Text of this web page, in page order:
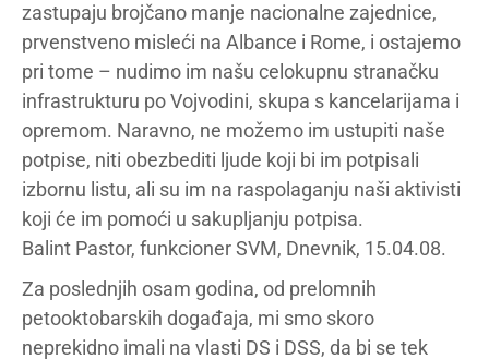
zastupaju brojčano manje nacionalne zajednice,
prvenstveno misleći na Albance i Rome, i ostajemo
pri tome – nudimo im našu celokupnu stranačku
infrastrukturu po Vojvodini, skupa s kancelarijama i
opremom. Naravno, ne možemo im ustupiti naše
potpise, niti obezbediti ljude koji bi im potpisali
izbornu listu, ali su im na raspolaganju naši aktivisti
koji će im pomoći u sakupljanju potpisa.
Balint Pastor, funkcioner SVM, Dnevnik, 15.04.08.
Za poslednjih osam godina, od prelomnih
petooktobarskih događaja, mi smo skoro
neprekidno imali na vlasti DS i DSS, da bi se tek